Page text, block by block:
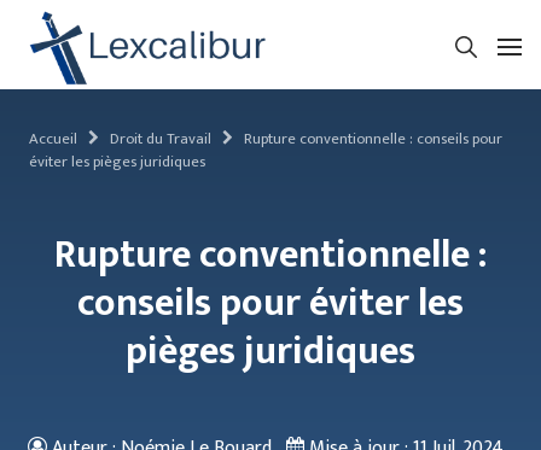
Accueil Droit du Travail
Rupture conventionnelle : conseils pour
éviter les pièges juridiques
Rupture conventionnelle :
conseils pour éviter les
pièges juridiques